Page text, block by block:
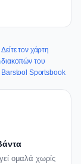
Δείτε τον χάρτη
διακοπών του
Barstool Sportsbook
ομαλά χωρίς